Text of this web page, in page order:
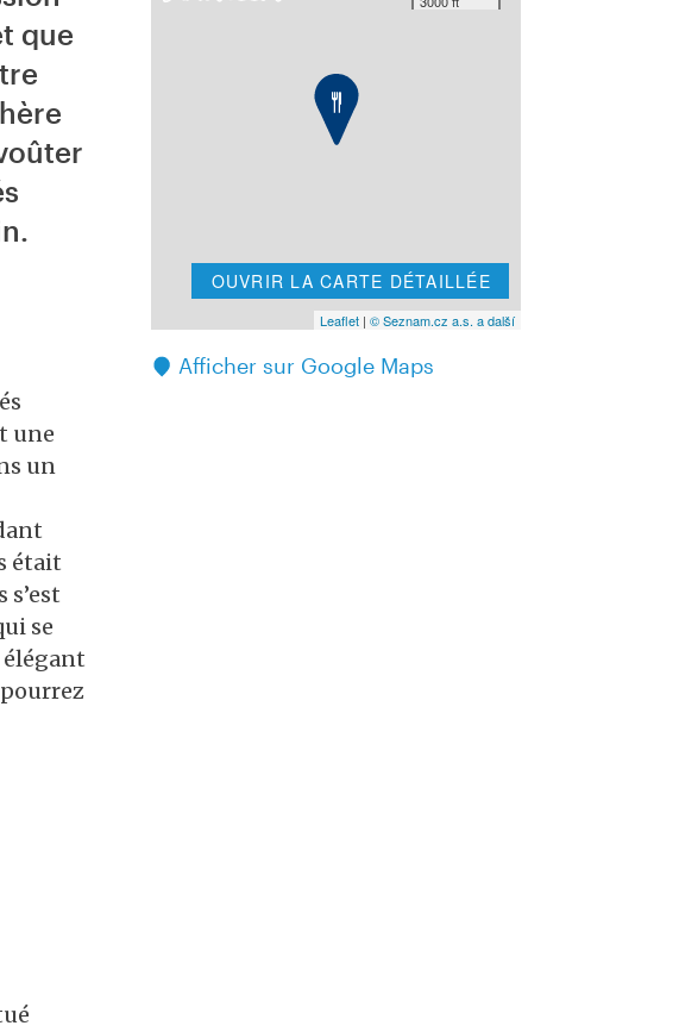
que
une
un
était
se
OUVRIR LA CARTE DÉTAILLÉE
Leaflet| © Seznam.cz a.s. a další
Afficher sur Google Maps